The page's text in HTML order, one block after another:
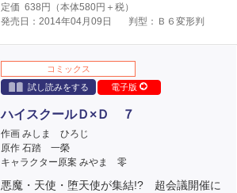
定価 638 円（本体580円＋税）
発売日：2014年04月09日
判型：Ｂ６変形判
コミックス
試し読みをする
電子版
ハイスクールＤ×Ｄ ７
作画 みしま ひろじ
原作 石踏 一榮
キャラクター原案 みやま 零
悪魔・天使・堕天使が集結!? 超会議開催に